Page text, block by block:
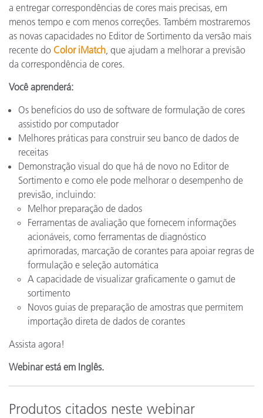
a entregar correspondências de cores mais precisas, em
menos tempo e com menos correções. Também mostraremos
as novas capacidades no Editor de Sortimento da versão mais
recente do Color iMatch, que ajudam a melhorar a previsão
da correspondência de cores.
Você aprenderá:
Os benefícios do uso de software de formulação de cores
assistido por computador
Melhores práticas para construir seu banco de dados de
receitas
Demonstração visual do que há de novo no Editor de
Sortimento e como ele pode melhorar o desempenho de
previsão, incluindo:
Melhor preparação de dados
Ferramentas de avaliação que fornecem informações
acionáveis, como ferramentas de diagnóstico
aprimoradas, marcação de corantes para apoiar regras de
formulação e seleção automática
A capacidade de visualizar graficamente o gamut de
sortimento
Novos guias de preparação de amostras que permitem
importação direta de dados de corantes
Assista agora!
Webinar está em Inglês.
Produtos citados neste webinar